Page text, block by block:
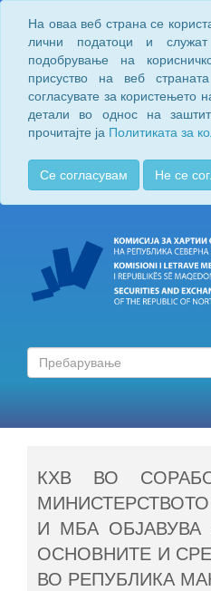
На оваа веб страна се
лични податоци и
подобрување на
присуство на веб
согласувате за користењето
детали во однос на
прочитајте ја Политиката за
Се согласувам Не се
КХВ ВО
И МБА
ОСНОВНИТЕ И
ВО РЕПУБЛИКА